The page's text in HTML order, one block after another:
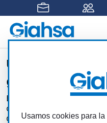
Saltar al contenido principal
Un gran proyecto
gran provincia.
Este proyecto colectivo
capacidad para ofrecer
de calidad.
Usamos cookies para